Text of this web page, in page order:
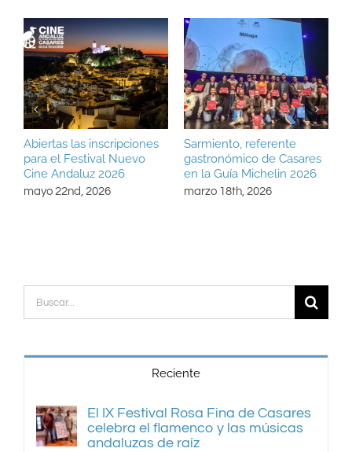
Abiertas las inscripciones
para el Festival Nuevo
Cine Andaluz 2026
mayo 22nd, 2026
Sarmiento, referente
gastronómico de Casares
en la Guía Michelin 2026
marzo 18th, 2026
Buscar:
Reciente
El IX Festival Rosa Fina de Casares
celebra el flamenco y las músicas
andaluzas de raíz